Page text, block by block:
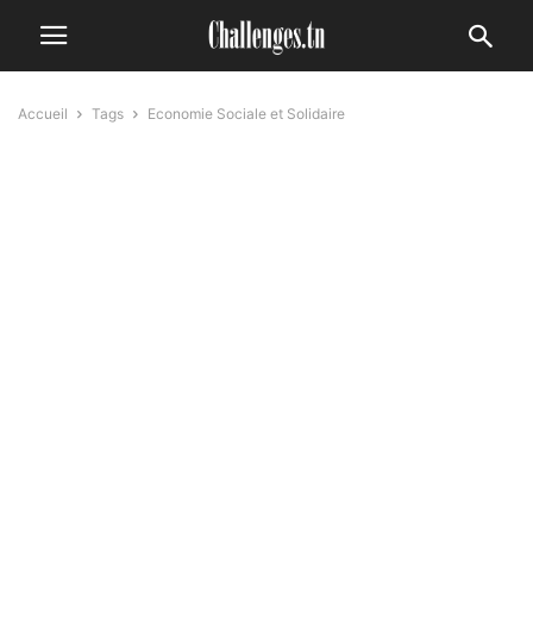
Accueil Tags Economie Sociale et Solidaire